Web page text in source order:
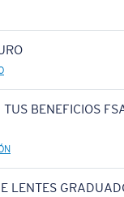
BENEFICIOS
LENTES